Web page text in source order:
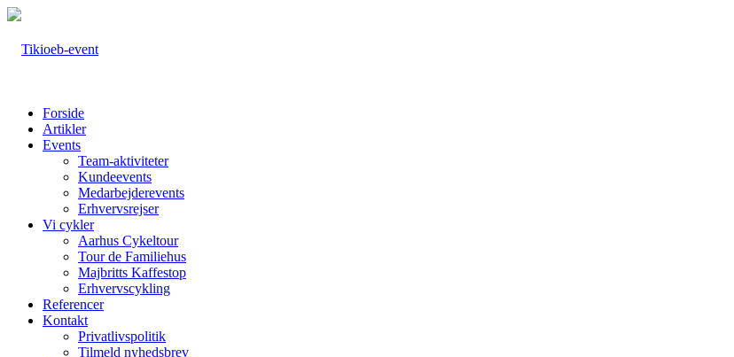
Forside
Artikler
Events
Team-aktiviteter
Kundeevents
Medarbejderevents
Erhvervsrejser
Vi cykler
Aarhus Cykeltour
Tour de Familiehus
Majbritts Kaffestop
Erhvervscykling
Referencer
Kontakt
Privatlivspolitik
Tilmeld nyhedsbrev